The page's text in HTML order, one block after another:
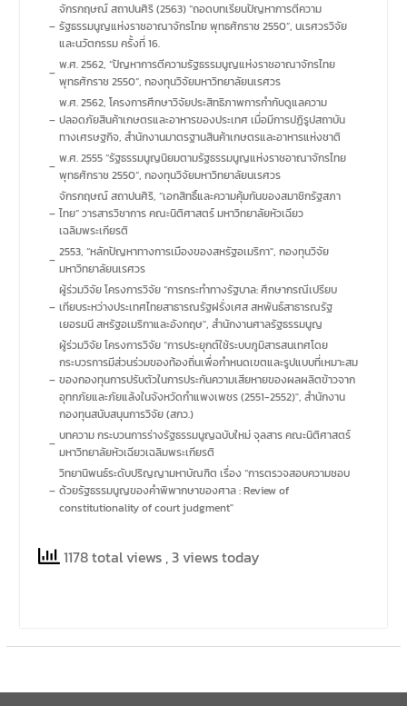
–
จักรกฤษณ์ สถาปนศิริ (2563) “ถอดบทเรียนปัญหาการตีความ
รัฐธรรมนูญแห่งราชอาณาจักรไทย พุทธศักราช 2550”, นเรศวรวิจัย
และนวัตกรรม ครั้งที่ 16.
– พ.ศ. 2562, “ปัญหาการตีความรัฐธรรมนูญแห่งราชอาณาจักรไทย
พุทธศักราช 2550”, กองทุนวิจัยมหาวิทยาลัยนเรศวร
–
พ.ศ. 2562, โครงการศึกษาวิจัยประสิทธิภาพการกำกับดูแลความ
ปลอดภัยสินค้าเกษตรและอาหารของประเทศ เมื่อมีการปฏิรูปสถาบัน
ทางเศรษฐกิจ, สำนักงานมาตรฐานสินค้าเกษตรและอาหารแห่งชาติ
– พ.ศ. 2555 “รัฐธรรมนูญนิยมตามรัฐธรรมนูญแห่งราชอาณาจักรไทย
พุทธศักราช 2550”, กองทุนวิจัยมหาวิทยาลัยนเรศวร
–
จักรกฤษณ์ สถาปนศิริ, “เอกสิทธิ์และความคุ้มกันของสมาชิกรัฐสภา
ไทย” วารสารวิชาการ คณะนิติศาสตร์ มหาวิทยาลัยหัวเฉียว
เฉลิมพระเกียรติ
– 2553, “หลักปัญหาทางการเมืองของสหรัฐอเมริกา", กองทุนวิจัย
มหาวิทยาลัยนเรศวร
–
ผู้ร่วมวิจัย โครงการวิจัย “การกระทำทางรัฐบาล: ศึกษากรณีเปรียบ
เทียบระหว่างประเทศไทยสาธารณรัฐฝรั่งเศส สหพันธ์สาธารณรัฐ
เยอรมนี สหรัฐอเมริกาและอังกฤษ", สำนักงานศาลรัฐธรรมนูญ
–
ผู้ร่วมวิจัย โครงการวิจัย “การประยุกต์ใช้ระบบภูมิสารสนเทศโดย
กระบวรการมีส่วนร่วมของท้องถิ่นเพื่อกำหนดเขตและรูปแบบที่เหมาะสม
ของกองทุนการปรับตัวในการประกันความเสียหายของผลผลิตข้าวจาก
อุทกภัยและภัยแล้งในจังหวัดกำแพงเพชร (2551-2552)", สำนักงาน
กองทุนสนับสนุนการวิจัย (สกว.)
– บทความ กระบวนการร่างรัฐธรรมนูญฉบับใหม่ จุลสาร คณะนิติศาสตร์
มหาวิทยาลัยหัวเฉียวเฉลิมพระเกียรติ
–
วิทยานิพนธ์ระดับปริญญามหาบัณฑิต เรื่อง “การตรวจสอบความชอบ
ด้วยรัฐธรรมนูญของคำพิพากษาของศาล : Review of
constitutionality of court judgment"
1178 total views , 3 views today